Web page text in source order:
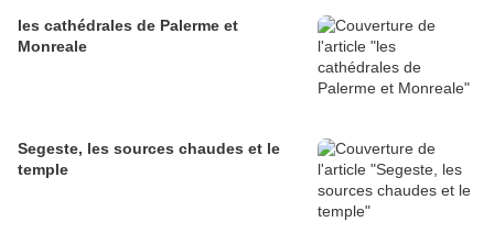
les cathédrales de Palerme et
Monreale
Segeste, les sources chaudes et le
temple